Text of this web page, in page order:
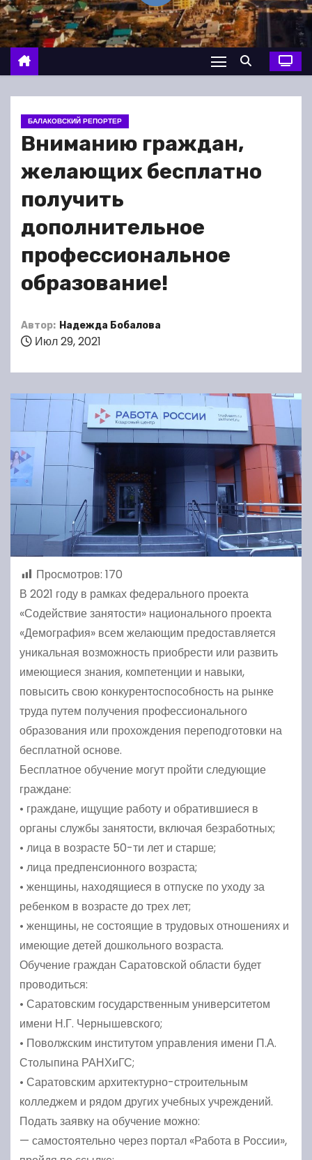
о
м
у
БАЛАКОВСКИЙ РЕПОРТЕР
Вниманию граждан,
желающих бесплатно
получить
дополнительное
профессиональное
образование!
Автор: Надежда Бобалова
Июл 29, 2021
Просмотров: 170
В 2021 году в рамках федерального проекта
«Содействие занятости» национального проекта
«Демография» всем желающим предоставляется
уникальная возможность приобрести или развить
имеющиеся знания, компетенции и навыки,
повысить свою конкурентоспособность на рынке
труда путем получения профессионального
образования или прохождения переподготовки на
бесплатной основе.
Бесплатное обучение могут пройти следующие
граждане:
• граждане, ищущие работу и обратившиеся в
органы службы занятости, включая безработных;
• лица в возрасте 50-ти лет и старше;
• лица предпенсионного возраста;
• женщины, находящиеся в отпуске по уходу за
ребенком в возрасте до трех лет;
• женщины, не состоящие в трудовых отношениях и
имеющие детей дошкольного возраста.
Обучение граждан Саратовской области будет
проводиться:
• Саратовским государственным университетом
имени Н.Г. Чернышевского;
• Поволжским институтом управления имени П.А.
Столыпина РАНХиГС;
• Саратовским архитектурно-строительным
колледжем и рядом других учебных учреждений.
Подать заявку на обучение можно:
— самостоятельно через портал «Работа в России»,